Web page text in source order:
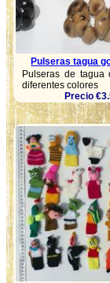
Pulseras tagua
Pulseras de tagua
diferentes colores
Precio